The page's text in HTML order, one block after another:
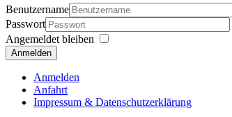
Benutzername
Passwort
Angemeldet bleiben
Anmelden
Anmelden
Anfahrt
Impressum & Datenschutzerklärung